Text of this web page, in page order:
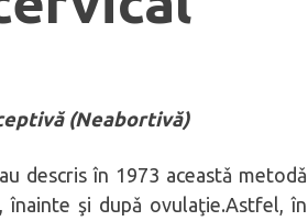
(Neabortivă)
descris în 1973 aceastǎ metodǎ
înainte şi dupǎ ovulaţie.Astfel, în